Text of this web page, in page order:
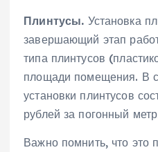
Плинтусы. Установка
завершающий этап
типа плинтусов
площади помещения. В
установки плинтусов
рублей за погонный
Важно помнить‚ что это